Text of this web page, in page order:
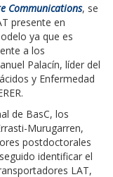
Communications, se
presente en
ya que es
a los
Palacín, líder del
y Enfermedad
de BasC, los
Murugarren,
postdoctorales
identificar el
LAT,